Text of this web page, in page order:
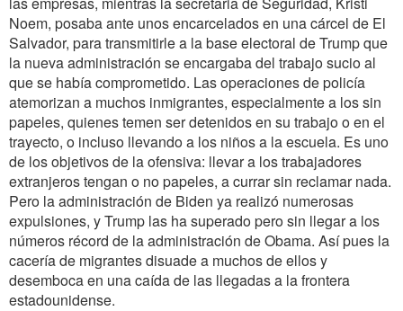
Noem, posaba ante unos encarcelados en una cárcel de El
Salvador, para transmitirle a la base electoral de Trump que
la nueva administración se encargaba del trabajo sucio al
que se había comprometido. Las operaciones de policía
atemorizan a muchos inmigrantes, especialmente a los sin
papeles, quienes temen ser detenidos en su trabajo o en el
trayecto, o incluso llevando a los niños a la escuela. Es uno
de los objetivos de la ofensiva: llevar a los trabajadores
extranjeros tengan o no papeles, a currar sin reclamar nada.
Pero la administración de Biden ya realizó numerosas
expulsiones, y Trump las ha superado pero sin llegar a los
números récord de la administración de Obama. Así pues la
cacería de migrantes disuade a muchos de ellos y
desemboca en una caída de las llegadas a la frontera
estadounidense.